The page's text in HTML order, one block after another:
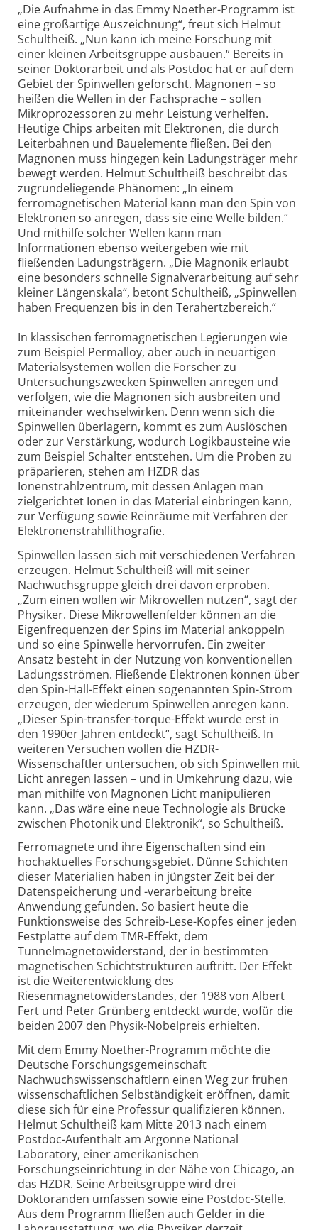
„Die Aufnahme in das Emmy Noether-Programm ist
eine großartige Auszeichnung“, freut sich Helmut
Schultheiß. „Nun kann ich meine Forschung mit
einer kleinen Arbeitsgruppe ausbauen.“ Bereits in
seiner Doktorarbeit und als Postdoc hat er auf dem
Gebiet der Spinwellen geforscht. Magnonen – so
heißen die Wellen in der Fachsprache – sollen
Mikroprozessoren zu mehr Leistung verhelfen.
Heutige Chips arbeiten mit Elektronen, die durch
Leiterbahnen und Bauelemente fließen. Bei den
Magnonen muss hingegen kein Ladungsträger mehr
bewegt werden. Helmut Schultheiß beschreibt das
zugrundeliegende Phänomen: „In einem
ferromagnetischen Material kann man den Spin von
Elektronen so anregen, dass sie eine Welle bilden.“
Und mithilfe solcher Wellen kann man
Informationen ebenso weitergeben wie mit
fließenden Ladungsträgern. „Die Magnonik erlaubt
eine besonders schnelle Signalverarbeitung auf sehr
kleiner Längenskala“, betont Schultheiß, „Spinwellen
haben Frequenzen bis in den Terahertzbereich.“
In klassischen ferromagnetischen Legierungen wie
zum Beispiel Permalloy, aber auch in neuartigen
Materialsystemen wollen die Forscher zu
Untersuchungszwecken Spinwellen anregen und
verfolgen, wie die Magnonen sich ausbreiten und
miteinander wechselwirken. Denn wenn sich die
Spinwellen überlagern, kommt es zum Auslöschen
oder zur Verstärkung, wodurch Logikbausteine wie
zum Beispiel Schalter entstehen. Um die Proben zu
präparieren, stehen am HZDR das
Ionenstrahlzentrum, mit dessen Anlagen man
zielgerichtet Ionen in das Material einbringen kann,
zur Verfügung sowie Reinräume mit Verfahren der
Elektronenstrahllithografie.
Spinwellen lassen sich mit verschiedenen Verfahren
erzeugen. Helmut Schultheiß will mit seiner
Nachwuchsgruppe gleich drei davon erproben.
„Zum einen wollen wir Mikrowellen nutzen“, sagt der
Physiker. Diese Mikrowellenfelder können an die
Eigenfrequenzen der Spins im Material ankoppeln
und so eine Spinwelle hervorrufen. Ein zweiter
Ansatz besteht in der Nutzung von konventionellen
Ladungsströmen. Fließende Elektronen können über
den Spin-Hall-Effekt einen sogenannten Spin-Strom
erzeugen, der wiederum Spinwellen anregen kann.
„Dieser Spin-transfer-torque-Effekt wurde erst in
den 1990er Jahren entdeckt“, sagt Schultheiß. In
weiteren Versuchen wollen die HZDR-
Wissenschaftler untersuchen, ob sich Spinwellen mit
Licht anregen lassen – und in Umkehrung dazu, wie
man mithilfe von Magnonen Licht manipulieren
kann. „Das wäre eine neue Technologie als Brücke
zwischen Photonik und Elektronik“, so Schultheiß.
Ferromagnete und ihre Eigenschaften sind ein
hochaktuelles Forschungsgebiet. Dünne Schichten
dieser Materialien haben in jüngster Zeit bei der
Datenspeicherung und -verarbeitung breite
Anwendung gefunden. So basiert heute die
Funktionsweise des Schreib-Lese-Kopfes einer jeden
Festplatte auf dem TMR-Effekt, dem
Tunnelmagnetowiderstand, der in bestimmten
magnetischen Schichtstrukturen auftritt. Der Effekt
ist die Weiterentwicklung des
Riesenmagnetowiderstandes, der 1988 von Albert
Fert und Peter Grünberg entdeckt wurde, wofür die
beiden 2007 den Physik-Nobelpreis erhielten.
Mit dem Emmy Noether-Programm möchte die
Deutsche Forschungsgemeinschaft
Nachwuchswissenschaftlern einen Weg zur frühen
wissenschaftlichen Selbständigkeit eröffnen, damit
diese sich für eine Professur qualifizieren können.
Helmut Schultheiß kam Mitte 2013 nach einem
Postdoc-Aufenthalt am Argonne National
Laboratory, einer amerikanischen
Forschungseinrichtung in der Nähe von Chicago, an
das HZDR. Seine Arbeitsgruppe wird drei
Doktoranden umfassen sowie eine Postdoc-Stelle.
Aus dem Programm fließen auch Gelder in die